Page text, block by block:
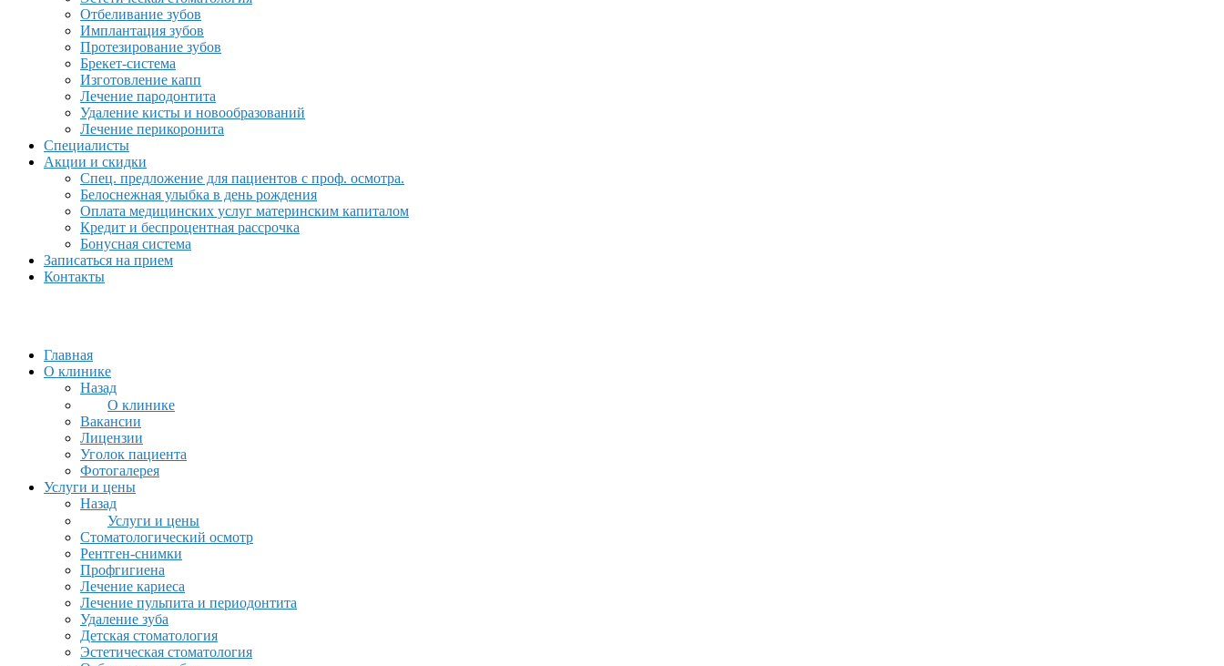
Отбеливание зубов
Имплантация зубов
Протезирование зубов
Брекет-система
Изготовление капп
Лечение пародонтита
Удаление кисты и новообразований
Лечение перикоронита
Специалисты
Акции и скидки
Спец. предложение для пациентов с проф. осмотра.
Белоснежная улыбка в день рождения
Оплата медицинских услуг материнским капиталом
Кредит и беспроцентная рассрочка
Бонусная система
Записаться на прием
Контакты
Главная
О клинике
Назад
О клинике
Вакансии
Лицензии
Уголок пациента
Фотогалерея
Услуги и цены
Назад
Услуги и цены
Стоматологический осмотр
Рентген-снимки
Профгигиена
Лечение кариеса
Лечение пульпита и периодонтита
Удаление зуба
Детская стоматология
Эстетическая стоматология